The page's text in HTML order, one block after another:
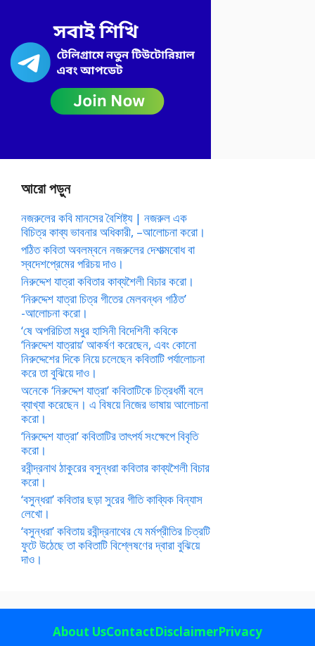
আরো পড়ুন
নজরুলের কবি মানসের বৈশিষ্ট্য | নজরুল এক
বিচিত্র কাব্য ভাবনার অধিকারী, –আলোচনা করো।
পঠিত কবিতা অবলম্বনে নজরুলের দেশাত্মবোধ বা
স্বদেশপ্রেমের পরিচয় দাও।
নিরুদ্দেশ যাত্রা কবিতার কাব্যশৈলী বিচার করো।
‘নিরুদ্দেশ যাত্রা চিত্র গীতের মেলবন্ধন গঠিত’
-আলোচনা করো।
‘ষে অপরিচিতা মধুর হাসিনী বিদেশিনী কবিকে
‘নিরুদ্দেশ যাত্রায়’ আকর্ষণ করেছেন, এবং কোনো
নিরুদ্দেশের দিকে নিয়ে চলেছেন কবিতাটি পর্যালোচনা
করে তা বুঝিয়ে দাও।
অনেকে ‘নিরুদ্দেশ যাত্রা’ কবিতাটিকে চিত্রধর্মী বলে
ব্যাখ্যা করেছেন। এ বিষয়ে নিজের ভাষায় আলোচনা
করো।
‘নিরুদ্দেশ যাত্রা’ কবিতাটির তাৎপর্য সংক্ষেপে বিবৃতি
করো।
রবীন্দ্রনাথ ঠাকুরের বসুন্ধরা কবিতার কাব্যশৈলী বিচার
করো।
‘বসুন্ধরা’ কবিতার ছড়া সুরের গীতি কাব্যিক বিন্যাস
লেখো।
‘বসুন্ধরা’ কবিতায় রবীন্দ্রনাথের যে মর্মপ্রীতির চিত্রটি
ফুটে উঠেছে তা কবিতাটি বিশ্লেষণের দ্বারা বুঝিয়ে
দাও।
About UsContactDisclaimerPrivacy